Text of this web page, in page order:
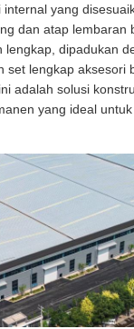
yang
dan atap lembaran
lengkap, dipadukan
set lengkap aksesori
adalah solusi
yang ideal